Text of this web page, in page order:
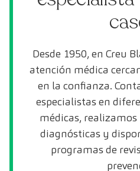
Desde 1950, en Creu
atención médica
en la confianza.
especialistas en
médicas,
diagnósticas y
programas de